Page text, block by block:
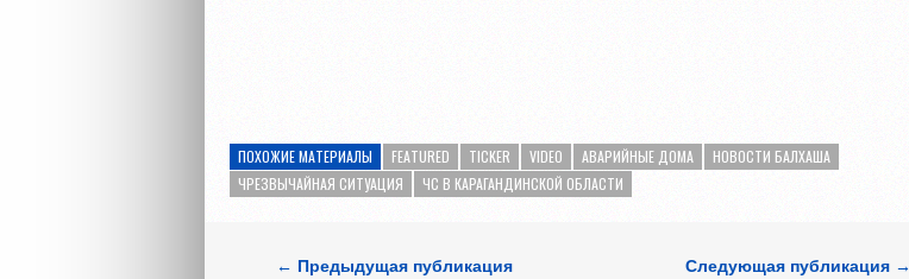
ПОХОЖИЕ МАТЕРИАЛЫ FEATURED TICKER VIDEO АВАРИЙНЫЕ ДОМА
НОВОСТИ БАЛХАША
ЧРЕЗВЫЧАЙНАЯ СИТУАЦИЯ
ЧС В КАРАГАНДИНСКОЙ ОБЛАСТИ
← Предыдущая публикация Следующая публикация →